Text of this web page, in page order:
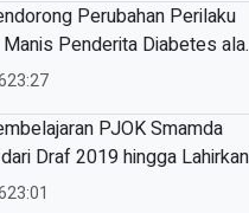
Perubahan Perilaku
Penderita Diabetes ala
23:27
PJOK Smamda
Draf 2019 hingga Lahirkan
23:01